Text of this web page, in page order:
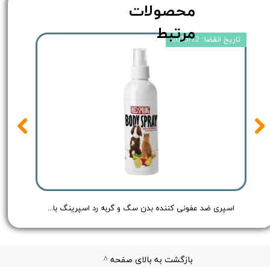
اسپری ضد عفونی کننده بدن سگ و گربه رد اسپرینگ با رایحه هلو و لیمو - Redspring Cat & Dog Body Spray Peach & Lemon Flavour - حجم 150 میلی لیتر
تاریخ انقضا: 2025/12
محصولات
مرتبط
بازگشت به بالای صفحه ^